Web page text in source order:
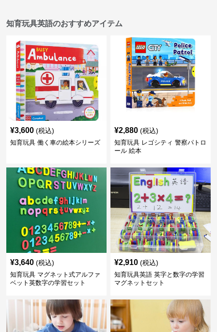
知育玩具英語のおすすめアイテム
¥3,600 (税込)
知育玩具 働く車の絵本シリーズ
¥2,880 (税込)
知育玩具 レゴシティ 警察パトロ
ール 絵本
¥3,640 (税込)
知育玩具 マグネット式アルファ
ベット英数字の学習セット
¥2,910 (税込)
知育玩具英語 英字と数字の学習
マグネットセット